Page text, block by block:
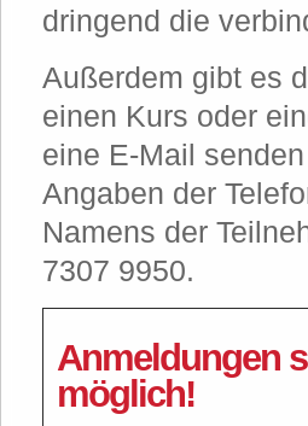
dringend die
Außerdem gibt es
einen Kurs oder
eine E-Mail
Angaben der
Namens der
7307 9950.
Anmeldungen
möglich!